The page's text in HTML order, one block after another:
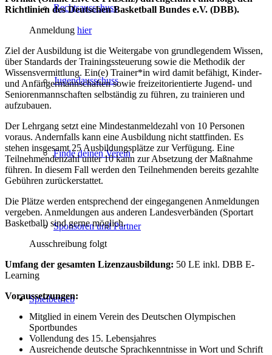
Rechtsausschuss
Jugendausschuss
Finde deinen Verein
Sponsoren und Partner
Spielbetrieb
Richtlinien des Deutschen Basketball Bundes e.V. (DBB).
Anmeldung hier
Ziel der Ausbildung ist die Weitergabe von grundlegendem Wissen,
über Standards der Trainingssteuerung sowie die Methodik der
Wissensvermittlung. Ein(e) Trainer*in wird damit befähigt, Kinder-
und Anfängermannschaften sowie freizeitorientierte Jugend- und
Seniorenmannschaften selbständig zu führen, zu trainieren und
aufzubauen.
Der Lehrgang setzt eine Mindestanmeldezahl von 10 Personen
voraus. Andernfalls kann eine Ausbildung nicht stattfinden. Es
stehen insgesamt 25 Ausbildungsplätze zur Verfügung. Eine
Teilnehmendenzahl unter 10 kann zur Absetzung der Maßnahme
führen. In diesem Fall werden den Teilnehmenden bereits gezahlte
Gebühren zurückerstattet.
Die Plätze werden entsprechend der eingegangenen Anmeldungen
vergeben. Anmeldungen aus anderen Landesverbänden (Sportart
Basketball) sind gerne möglich.
Ausschreibung folgt
Umfang der gesamten Lizenzausbildung: 50 LE inkl. DBB E-
Learning
Voraussetzungen:
Mitglied in einem Verein des Deutschen Olympischen
Sportbundes
Vollendung des 15. Lebensjahres
Ausreichende deutsche Sprachkenntnisse in Wort und Schrift